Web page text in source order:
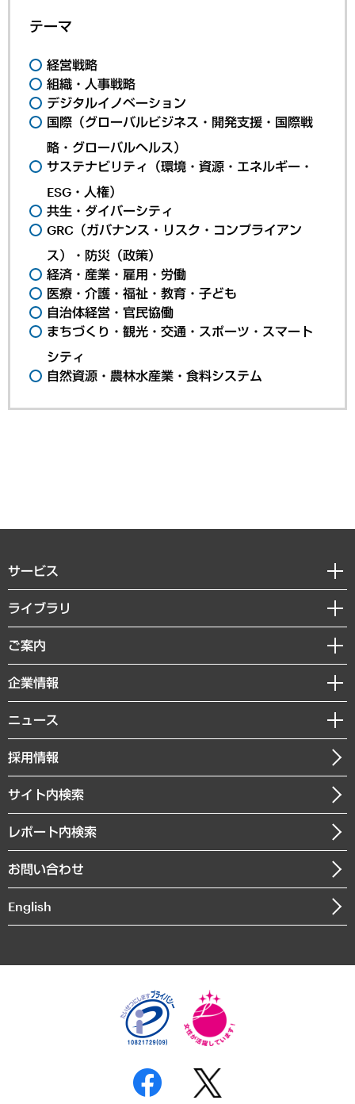
テーマ
経営戦略
組織・人事戦略
デジタルイノベーション
国際（グローバルビジネス・開発支援・国際戦
略・グローバルヘルス）
サステナビリティ（環境・資源・エネルギー・
ESG・人権）
共生・ダイバーシティ
GRC（ガバナンス・リスク・コンプライアン
ス）・防災（政策）
経済・産業・雇用・労働
医療・介護・福祉・教育・子ども
自治体経営・官民協働
まちづくり・観光・交通・スポーツ・スマート
シティ
自然資源・農林水産業・食料システム
サービス
経営戦略
組織・人事戦略
デジタルイノベーション
共生・ダイバーシティ
GRC（ガバナンス・リスク・コンプライアンス）・防災（政策）
経済・産業・雇用・労働
まちづくり・観光・交通・スポーツ・スマートシティ
自然資源・農林水産業・食料システム
ライブラリ
経済調査
レポート
コラム
経営用語集
受託・受注実績（官公庁関連）
メディア掲載・出演
ご案内
セミナー・イベント情報
MUFGビジネスセミナー
受託案件情報
企業情報
私たちの想い
社長メッセージ
会社概要
沿革
組織図・本部部室紹介
インドネシア現地法人
個人情報保護方針
反社会的勢力に対する基本方針
ニュース
ニュースリリース
お知らせ
採用情報
サイト内検索
レポート内検索
お問い合わせ
English